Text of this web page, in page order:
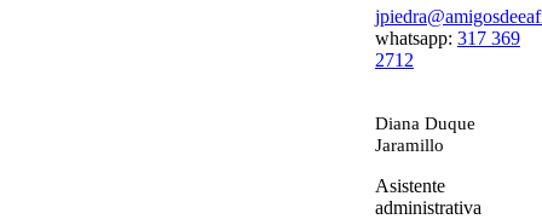
whatsapp: 317 369
2712
Diana Duque
Jaramillo
Asistente
administrativa